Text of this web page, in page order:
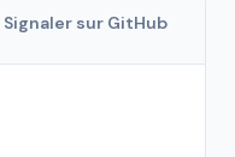
Signaler sur GitHub